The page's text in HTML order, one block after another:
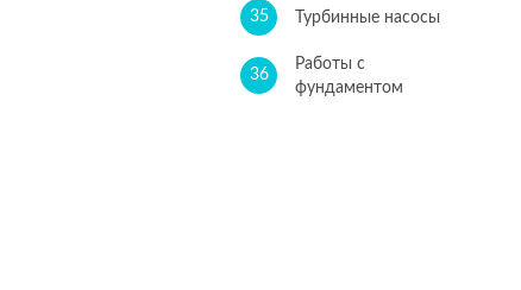
35 Турбинные насосы
36
Работы с
фундаментом